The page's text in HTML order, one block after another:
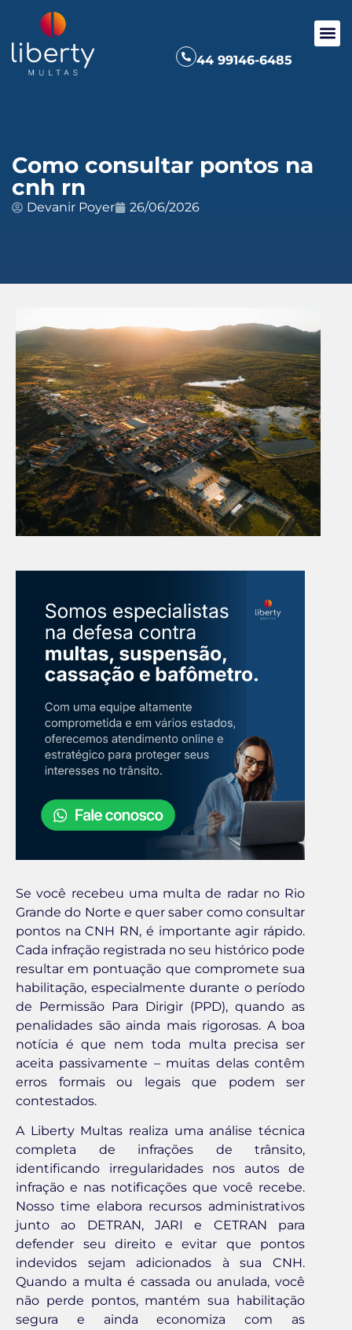
44 99146-6485
Como consultar pontos na
cnh rn
Devanir Poyer 26/06/2026
Se você recebeu uma multa de radar no Rio
Grande do Norte e quer saber como consultar
pontos na CNH RN, é importante agir rápido.
Cada infração registrada no seu histórico pode
resultar em pontuação que compromete sua
habilitação, especialmente durante o período
de Permissão Para Dirigir (PPD), quando as
penalidades são ainda mais rigorosas. A boa
notícia é que nem toda multa precisa ser
aceita passivamente – muitas delas contêm
erros formais ou legais que podem ser
contestados.
A Liberty Multas realiza uma análise técnica
completa de infrações de trânsito,
identificando irregularidades nos autos de
infração e nas notificações que você recebe.
Nosso time elabora recursos administrativos
junto ao DETRAN, JARI e CETRAN para
defender seu direito e evitar que pontos
indevidos sejam adicionados à sua CNH.
Quando a multa é cassada ou anulada, você
não perde pontos, mantém sua habilitação
segura e ainda economiza com as